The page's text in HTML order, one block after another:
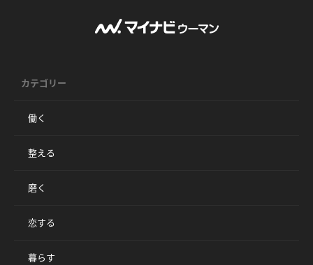
カテゴリー
働く
整える
磨く
恋する
暮らす